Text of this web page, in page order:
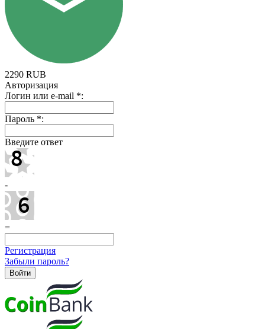
2290 RUB
Авторизация
Логин или e-mail *:
Пароль *:
Введите ответ
-
=
Регистрация
Забыли пароль?